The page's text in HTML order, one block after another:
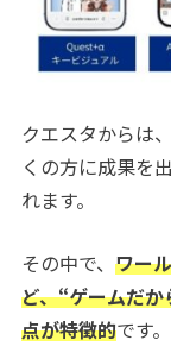
クエスタからは
くの方に成果を
れます。
その中で、 ワー
ど、“ゲームだか
点が特徴的です。